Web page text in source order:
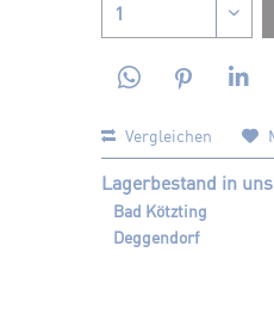
Vergleichen
Lagerbestand in
Bad Kötzting
Deggendorf